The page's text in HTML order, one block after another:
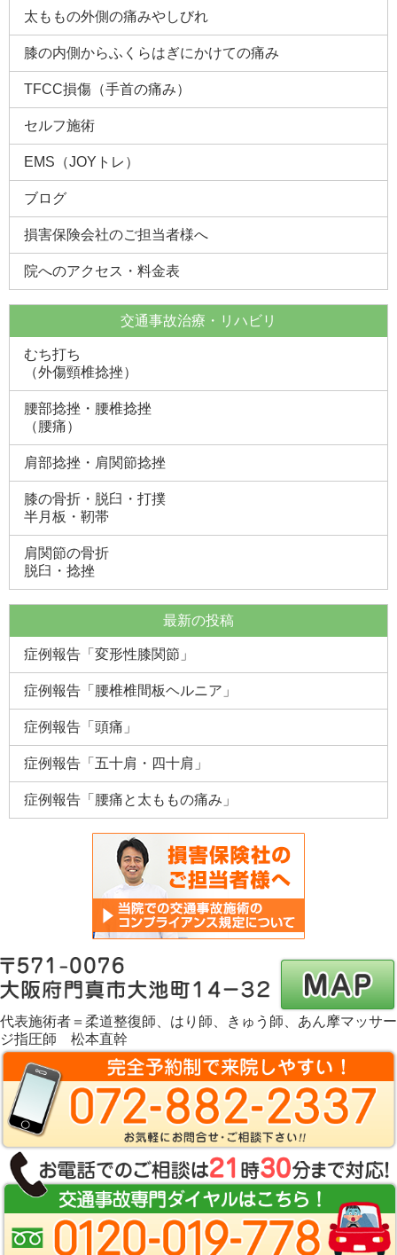
太ももの外側の痛みやしびれ
膝の内側からふくらはぎにかけての痛み
TFCC損傷（手首の痛み）
セルフ施術
EMS（JOYトレ）
ブログ
損害保険会社のご担当者様へ
院へのアクセス・料金表
交通事故治療・リハビリ
むち打ち
（外傷頸椎捻挫）
腰部捻挫・腰椎捻挫
（腰痛）
肩部捻挫・肩関節捻挫
膝の骨折・脱臼・打撲
半月板・靭帯
肩関節の骨折
脱臼・捻挫
最新の投稿
症例報告「変形性膝関節」
症例報告「腰椎椎間板ヘルニア」
症例報告「頭痛」
症例報告「五十肩・四十肩」
症例報告「腰痛と太ももの痛み」
代表施術者＝柔道整復師、はり師、きゅう師、あん摩マッサー
ジ指圧師 松本直幹